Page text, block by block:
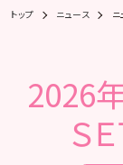
トップ ニュース
2026
Ｓ